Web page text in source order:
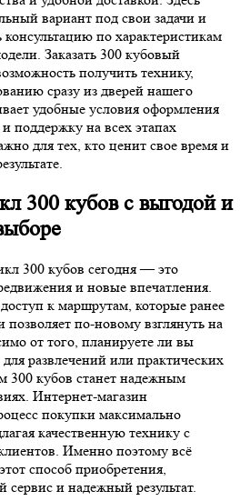
вариант под свои задачи и
по характеристикам
Заказать 300 кубовый
получить технику,
сразу из дверей нашего
удобные условия оформления
поддержку на всех этапах
для тех, кто ценит свое время и
300 кубов с выгодой и
300 кубов сегодня — это
и новые впечатления.
к маршрутам, которые ранее
по-новому взглянуть на
от того, планируете ли вы
развлечений или практических
300 кубов станет надежным
Интернет-магазин
покупки максимально
качественную технику с
Именно поэтому всё
способ приобретения,
сервис и надежный результат.